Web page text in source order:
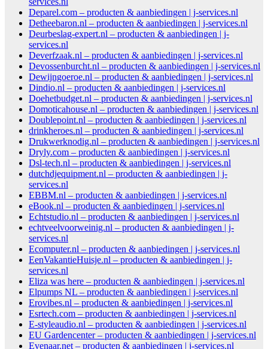
Deparel.com – producten & aanbiedingen | j-services.nl
Detheebaron.nl – producten & aanbiedingen | j-services.nl
Deurbeslag-expert.nl – producten & aanbiedingen | j-
services.nl
Deverfzaak.nl – producten & aanbiedingen | j-services.nl
Devossenburcht.nl – producten & aanbiedingen | j-services.nl
Dewijngoeroe.nl – producten & aanbiedingen | j-services.nl
Dindio.nl – producten & aanbiedingen | j-services.nl
Doehetbudget.nl – producten & aanbiedingen | j-services.nl
Domoticahouse.nl – producten & aanbiedingen | j-services.nl
Doublepoint.nl – producten & aanbiedingen | j-services.nl
drinkheroes.nl – producten & aanbiedingen | j-services.nl
Drukwerknodig.nl – producten & aanbiedingen | j-services.nl
Dryly.com – producten & aanbiedingen | j-services.nl
Dsl-tech.nl – producten & aanbiedingen | j-services.nl
dutchdjequipment.nl – producten & aanbiedingen | j-
services.nl
EBBM.nl – producten & aanbiedingen | j-services.nl
eBook.nl – producten & aanbiedingen | j-services.nl
Echtstudio.nl – producten & aanbiedingen | j-services.nl
echtveelvoorweinig.nl – producten & aanbiedingen | j-
services.nl
Ecomputer.nl – producten & aanbiedingen | j-services.nl
EenVakantieHuisje.nl – producten & aanbiedingen | j-
services.nl
Eliza was here – producten & aanbiedingen | j-services.nl
Elpumps NL – producten & aanbiedingen | j-services.nl
Erovibes.nl – producten & aanbiedingen | j-services.nl
Esrtech.com – producten & aanbiedingen | j-services.nl
E-styleaudio.nl – producten & aanbiedingen | j-services.nl
EU Gardencenter – producten & aanbiedingen | j-services.nl
Evenaar.net – producten & aanbiedingen | j-services.nl